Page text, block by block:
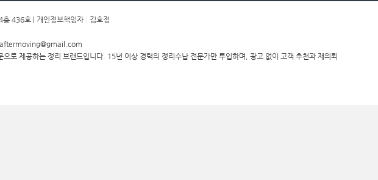
436호 | 개인정보책임자 : 김호정
aftermoving@gmail.com
으로 제공하는 정리 브랜드입니다. 15년 이상 경력의 정리수납 전문가만 투입하며, 광고 없이 고객 추천과 재의뢰